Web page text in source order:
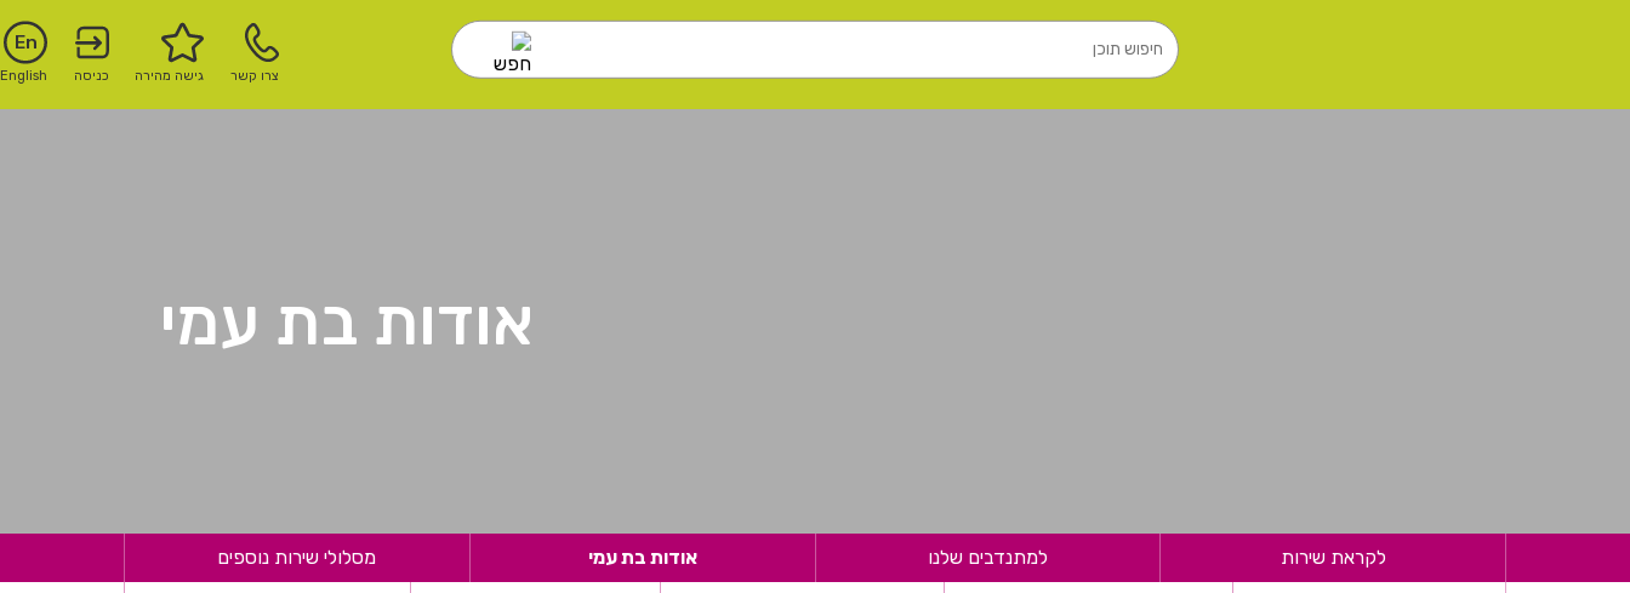
צרו קשר גישה מהירה כניסה
En
English
אודות בת עמי
לקראת שירות למתנדבים שלנו אודות בת עמי מסלולי שירות נוספים